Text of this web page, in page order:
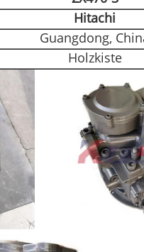
Hitachi
Guangdong,
Holzkiste